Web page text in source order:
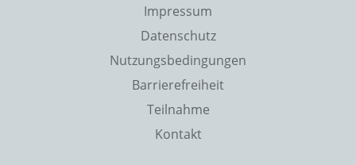
Impressum
Datenschutz
Nutzungsbedingungen
Barrierefreiheit
Teilnahme
Kontakt